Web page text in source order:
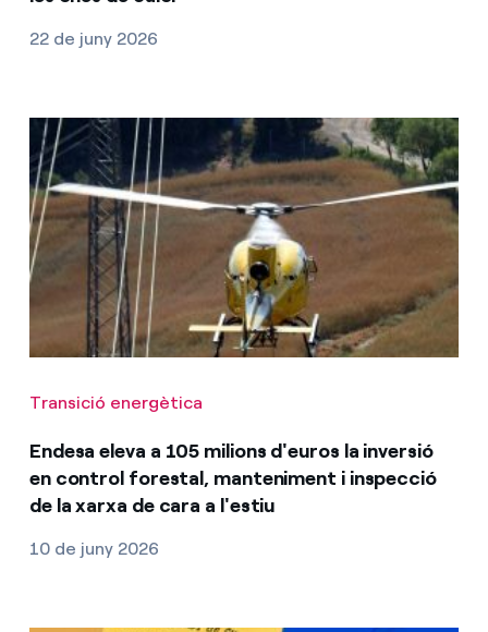
22 de juny 2026
Transició energètica
Endesa eleva a 105 milions d'euros la inversió
en control forestal, manteniment i inspecció
de la xarxa de cara a l'estiu
10 de juny 2026